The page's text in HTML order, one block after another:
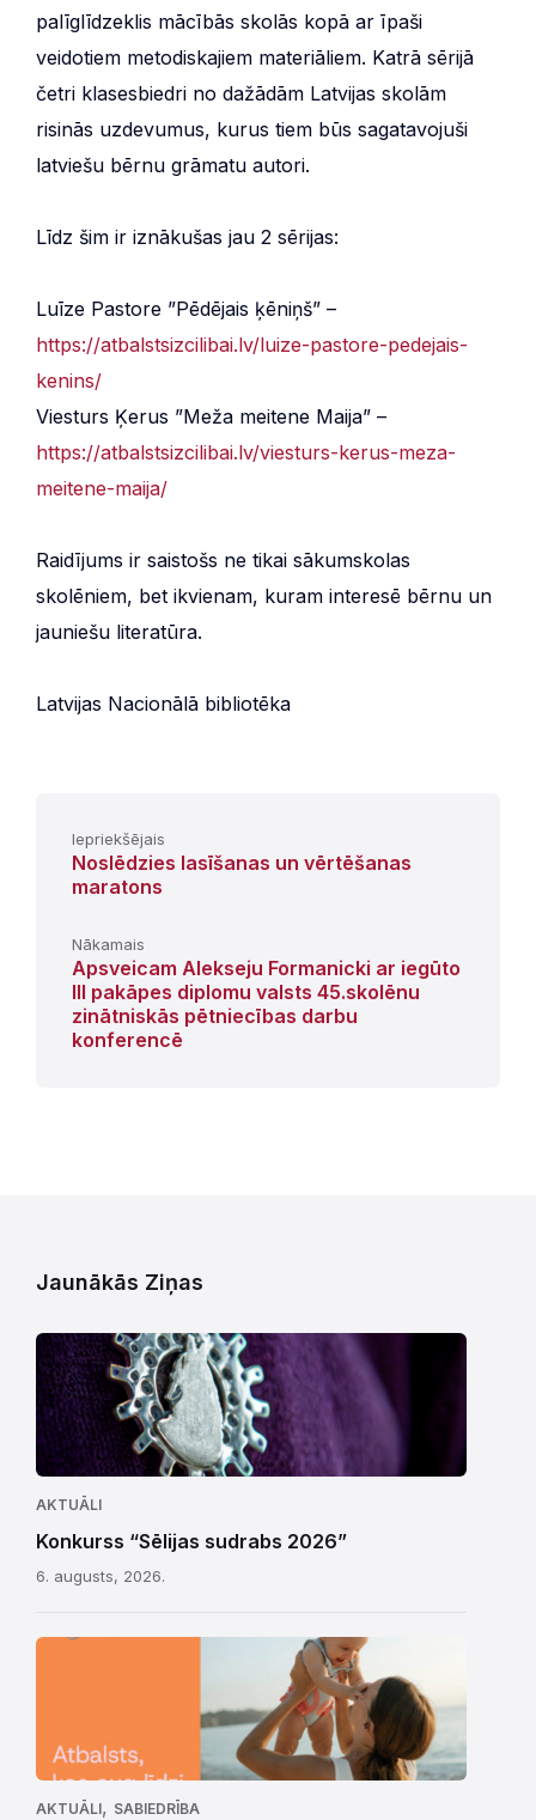
palīglīdzeklis mācībās skolās kopā ar īpaši
veidotiem metodiskajiem materiāliem. Katrā sērijā
četri klasesbiedri no dažādām Latvijas skolām
risinās uzdevumus, kurus tiem būs sagatavojuši
latviešu bērnu grāmatu autori.
Līdz šim ir iznākušas jau 2 sērijas:
Luīze Pastore ”Pēdējais ķēniņš” –
https://atbalstsizcilibai.lv/luize-pastore-pedejais-
kenins/
Viesturs Ķerus ”Meža meitene Maija” –
https://atbalstsizcilibai.lv/viesturs-kerus-meza-
meitene-maija/
Raidījums ir saistošs ne tikai sākumskolas
skolēniem, bet ikvienam, kuram interesē bērnu un
jauniešu literatūra.
Latvijas Nacionālā bibliotēka
Iepriekšējais
Noslēdzies lasīšanas un vērtēšanas
maratons
Nākamais
Apsveicam Alekseju Formanicki ar iegūto
III pakāpes diplomu valsts 45.skolēnu
zinātniskās pētniecības darbu
konferencē
Jaunākās Ziņas
AKTUĀLI
Konkurss “Sēlijas sudrabs 2026”
6. augusts, 2026.
AKTUĀLI, SABIEDRĪBA